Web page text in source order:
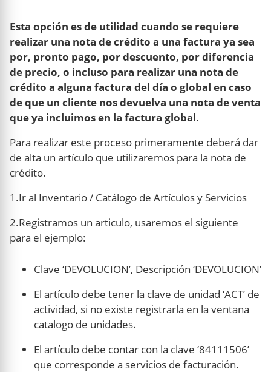
Esta opción es de utilidad cuando se requiere
realizar una nota de crédito a una factura ya sea
por, pronto pago, por descuento, por diferencia
de precio, o incluso para realizar una nota de
crédito a alguna factura del día o global en caso
de que un cliente nos devuelva una nota de venta
que ya incluimos en la factura global.
Para realizar este proceso primeramente deberá dar
de alta un artículo que utilizaremos para la nota de
crédito.
1.Ir al Inventario / Catálogo de Artículos y Servicios
2.Registramos un articulo, usaremos el siguiente
para el ejemplo:
Clave ‘DEVOLUCION’, Descripción ‘DEVOLUCION’
El artículo debe tener la clave de unidad ‘ACT’ de
actividad, si no existe registrarla en la ventana
catalogo de unidades.
El artículo debe contar con la clave ‘84111506’
que corresponde a servicios de facturación.